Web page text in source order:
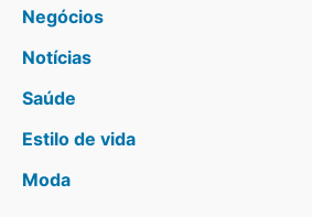
Negócios
Notícias
Saúde
Estilo de vida
Moda